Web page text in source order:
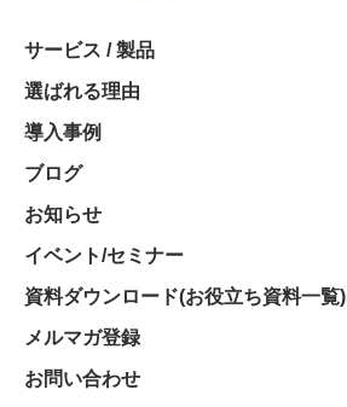
サービス / 製品
選ばれる理由
導入事例
ブログ
お知らせ
イベント/セミナー
資料ダウンロード(お役立ち資料一覧)
メルマガ登録
お問い合わせ